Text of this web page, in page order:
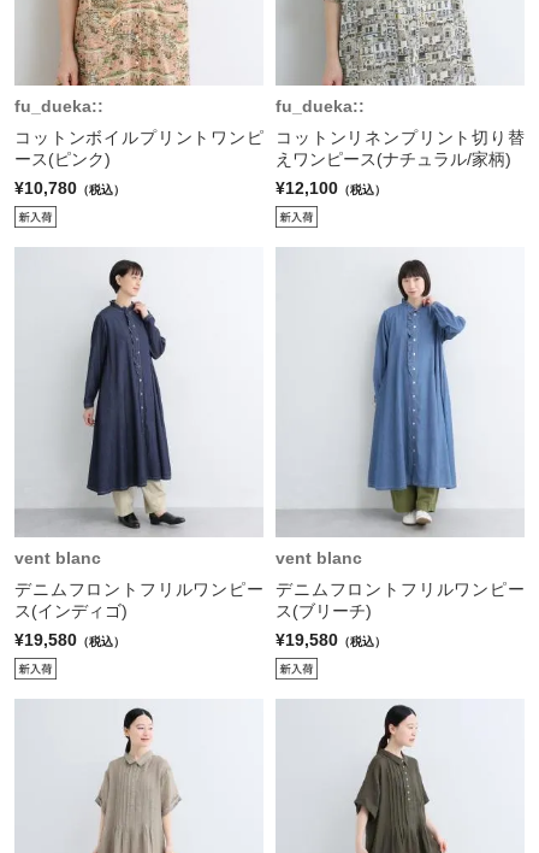
fu_dueka::
コットンボイルプリントワンピ
ース(ピンク)
¥10,780 （税込）
fu_dueka::
コットンリネンプリント切り替
えワンピース(ナチュラル/家柄)
¥12,100 （税込）
vent blanc
デニムフロントフリルワンピー
ス(インディゴ)
¥19,580 （税込）
vent blanc
デニムフロントフリルワンピー
ス(ブリーチ)
¥19,580 （税込）